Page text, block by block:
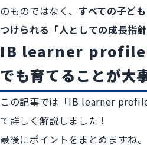
のものではなく、 すべての子ど
つけられる「人としての成長指針
IB learner profile
でも育てることが大
この記事では「IB learner
て詳しく解説しました！
最後にポイントをまとめますね。